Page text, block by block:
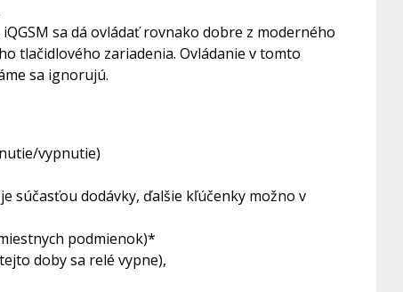
sa dá ovládať rovnako dobre z moderného
tlačidlového zariadenia. Ovládanie v tomto
sa ignorujú.
vypnutie)
súčasťou dodávky, ďalšie kľúčenky možno v
podmienok)*
doby sa relé vypne),